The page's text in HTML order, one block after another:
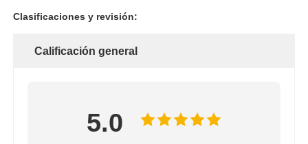
Clasificaciones y revisión:
Calificación general
5.0